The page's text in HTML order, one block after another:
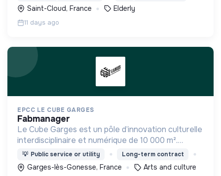
Saint-Cloud, France Elderly
11 days ago
EPCC LE CUBE GARGES
fabmanager
Le Cube Garges est un pôle d’innovation culturelle
interdisciplinaire et numérique de 10 000 m².
Moteur du renouveau créatif, il allie découverte,
pratique, formation et participation.
💡 Public service or utility Long-term contract
Garges-lès-Gonesse, France Arts and culture